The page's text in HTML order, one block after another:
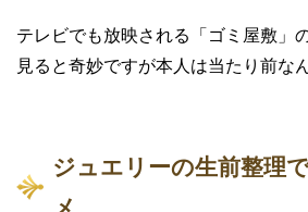
テレビでも放映される「ゴミ屋敷」
見ると奇妙ですが本人は当たり前な
ジュエリーの生前整理